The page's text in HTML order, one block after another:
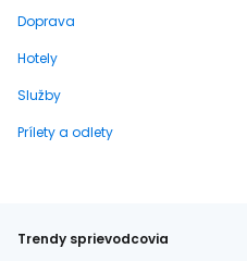
Doprava
Hotely
Služby
Prílety a odlety
Trendy sprievodcovia